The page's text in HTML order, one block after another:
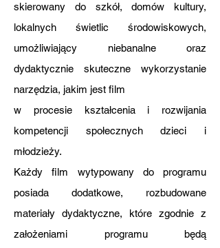
skierowany do szkół, domów kultury,
lokalnych świetlic środowiskowych,
umożliwiający niebanalne oraz
dydaktycznie skuteczne wykorzystanie
narzędzia, jakim jest film
w procesie kształcenia i rozwijania
kompetencji społecznych dzieci i
młodzieży.
Każdy film wytypowany do programu
posiada dodatkowe, rozbudowane
materiały dydaktyczne, które zgodnie z
założeniami programu będą